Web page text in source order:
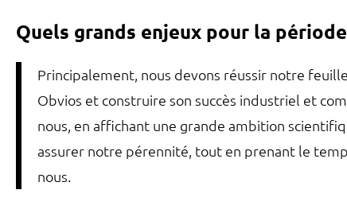
Quels grands enjeux pour la période
Principalement, nous devons réussir notre
Obvios et construire son succès industriel et
nous, en affichant une grande ambition
assurer notre pérennité, tout en prenant le
nous.